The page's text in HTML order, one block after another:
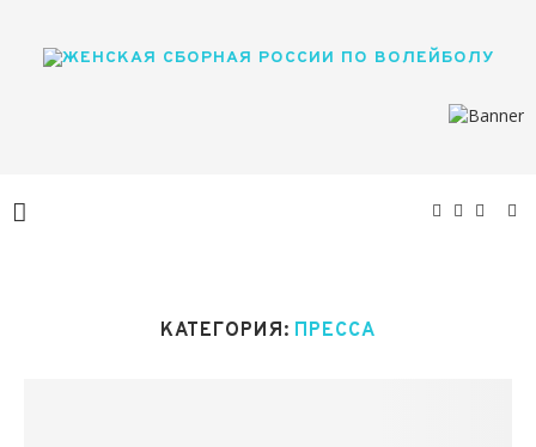
КАТЕГОРИЯ: ПРЕССА